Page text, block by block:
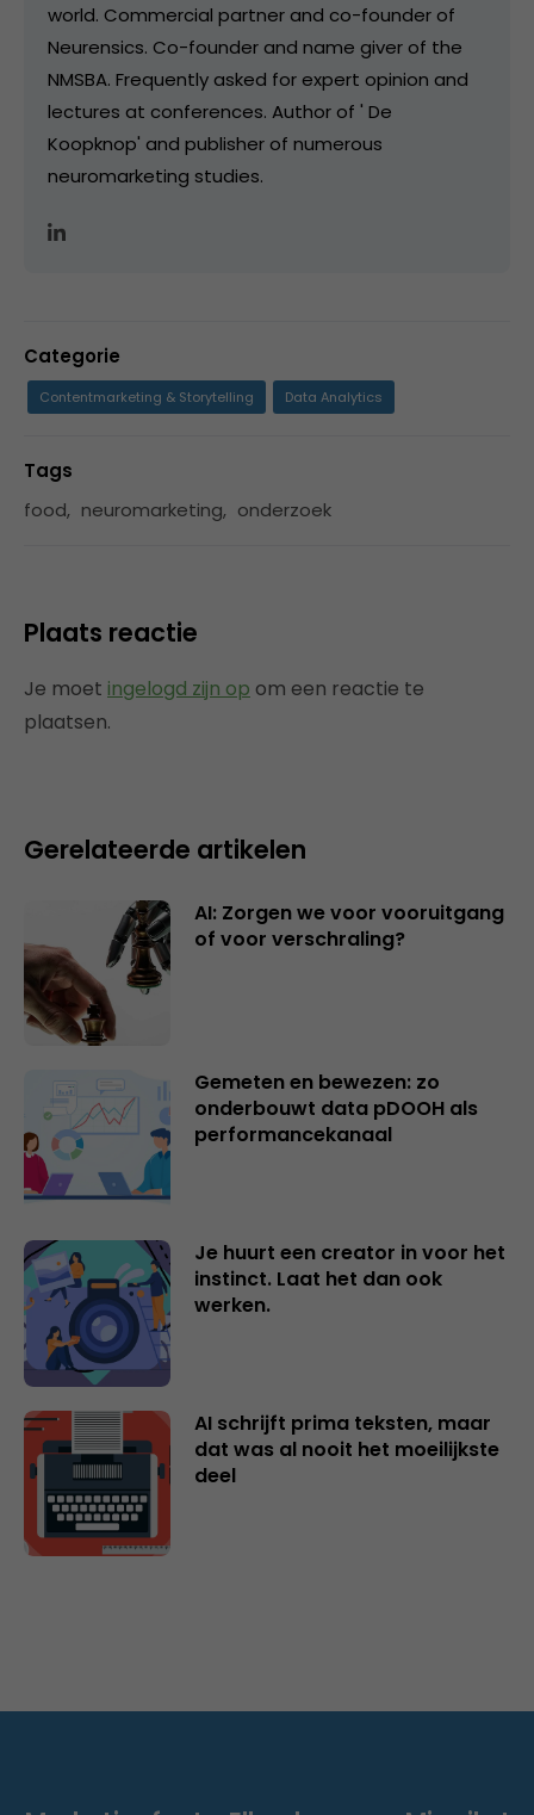
world. Commercial partner and co-founder of
Neurensics. Co-founder and name giver of the
NMSBA. Frequently asked for expert opinion and
lectures at conferences. Author of ' De
Koopknop' and publisher of numerous
neuromarketing studies.
Categorie
Contentmarketing & Storytelling Data Analytics
Tags
food, neuromarketing, onderzoek
Plaats reactie
Je moet ingelogd zijn op om een reactie te
plaatsen.
Gerelateerde artikelen
AI: Zorgen we voor vooruitgang
of voor verschraling?
Gemeten en bewezen: zo
onderbouwt data pDOOH als
performancekanaal
Je huurt een creator in voor het
instinct. Laat het dan ook
werken.
AI schrijft prima teksten, maar
dat was al nooit het moeilijkste
deel